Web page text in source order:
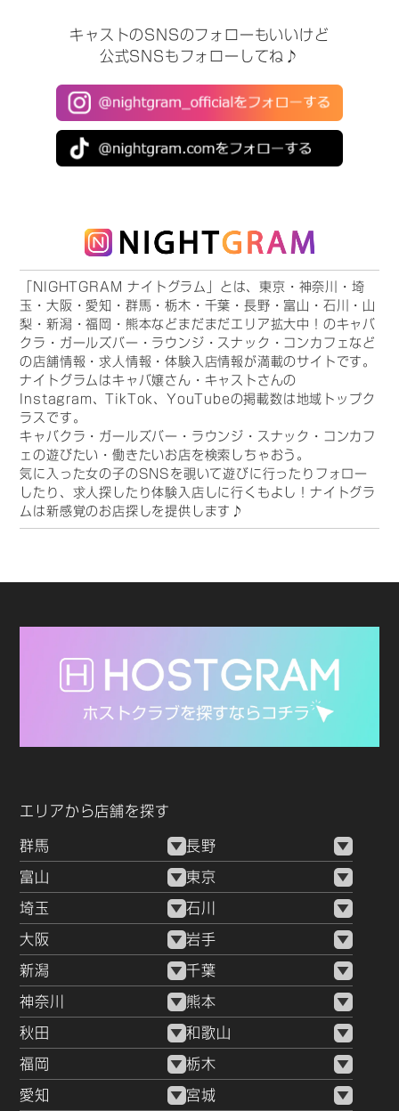
キャストのSNSのフォローもいいけど
公式SNSもフォローしてね♪
「NIGHTGRAM ナイトグラム」とは、東京・神奈川・埼
玉・大阪・愛知・群馬・栃木・千葉・長野・富山・石川・山
梨・新潟・福岡・熊本などまだまだエリア拡大中！のキャバ
クラ・ガールズバー・ラウンジ・スナック・コンカフェなど
の店舗情報・求人情報・体験入店情報が満載のサイトです。
ナイトグラムはキャバ嬢さん・キャストさんの
Instagram、TikTok、YouTubeの掲載数は地域トップク
ラスです。
キャバクラ・ガールズバー・ラウンジ・スナック・コンカフ
ェの遊びたい・働きたいお店を検索しちゃおう。
気に入った女の子のSNSを覗いて遊びに行ったりフォロー
したり、求人探したり体験入店しに行くもよし！ナイトグラ
ムは新感覚のお店探しを提供します♪
エリアから店舗を探す
群馬 長野
富山 東京
埼玉 石川
大阪 岩手
新潟 千葉
神奈川 熊本
秋田 和歌山
福岡 栃木
愛知 宮城